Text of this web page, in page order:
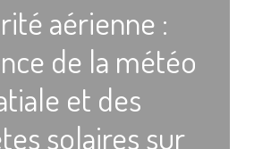
aérienne :
de la météo
et des
solaires sur